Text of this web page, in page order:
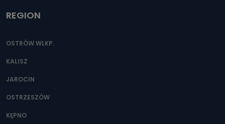
REGION
OSTRÓW WLKP.
KALISZ
JAROCIN
OSTRZESZÓW
KĘPNO